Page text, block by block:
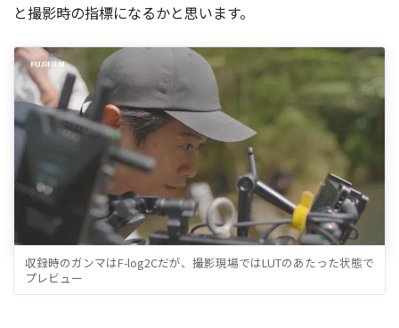
と撮影時の指標になるかと思います。
収録時のガンマはF-log2Cだが、撮影現場ではLUTのあたった状態で
プレビュー